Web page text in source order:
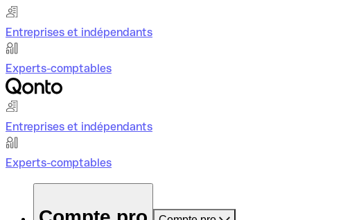
Entreprises et indépendants
Experts-comptables
Entreprises et indépendants
Experts-comptables